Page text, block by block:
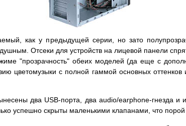
как у предыдущей серии, но зато
Отсеки для устройств на лицевой панели
"прозрачность" обеих моделей (да еще с
цветомузыки с полной гаммой основных оттенков
два USB-порта, два audio/earphone-гнезда и
успешно скрыты маленькими клапанами, что